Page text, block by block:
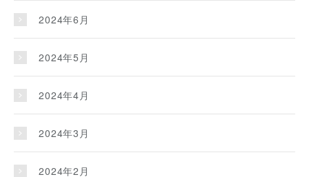
2024年6月
2024年5月
2024年4月
2024年3月
2024年2月